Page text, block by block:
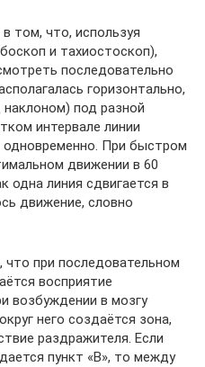
том, что, используя
и тахиостоскоп),
последовательно
горизонтально,
под разной
интервале линии
одновременно. При быстром
движении в 60
одна линия сдвигается в
движение, словно
при последовательном
восприятие
возбуждении в мозгу
него создаётся зона,
раздражителя. Если
пункт «В», то между